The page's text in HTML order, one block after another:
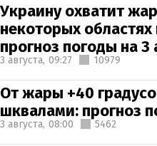
Украину охватит
некоторых
прогноз погоды на 3
3 августа, 09:27 10979
От жары +40
шквалами: прогноз
3 августа, 08:00 5462